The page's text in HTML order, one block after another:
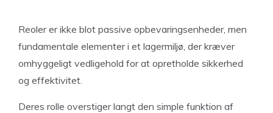
Reoler er ikke blot passive opbevaringsenheder, men
fundamentale elementer i et lagermiljø, der kræver
omhyggeligt vedligehold for at opretholde sikkerhed
og effektivitet.
Deres rolle overstiger langt den simple funktion af